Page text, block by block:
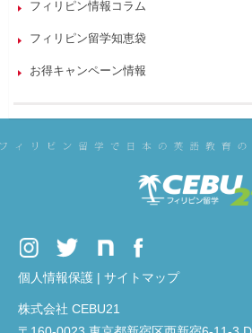
フィリピン情報コラム
フィリピン留学知恵袋
お得キャンペーン情報
個人情報保護 | サイトマップ
株式会社 CEBU21